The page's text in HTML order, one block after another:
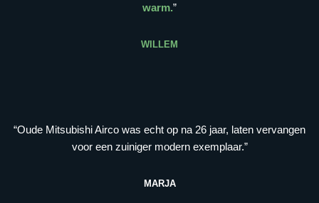
warm.”
WILLEM
“Oude Mitsubishi Airco was echt op na 26 jaar, laten vervangen
voor een zuiniger modern exemplaar.”
MARJA